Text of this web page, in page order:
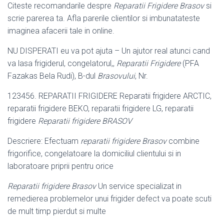
Citeste recomandarile despre Reparatii Frigidere Brasovsi
scrie parerea ta. Afla parerile clientilor si imbunatateste
imaginea afacerii tale in online.
NU DISPERATI eu va pot ajuta – Un ajutor real atunci cand
va lasa frigiderul, congelatorul,, Reparatii Frigidere(PFA
Fazakas Bela Rudi), B-dul Brasovului, Nr.
123456. REPARATII FRIGIDERE Reparatii frigidere ARCTIC,
reparatii frigidere BEKO, reparatii frigidere LG, reparatii
frigidere Reparatii frigidere BRASOV
Descriere: Efectuam reparatii frigidere Brasovcombine
frigorifice, congelatoare la domiciliul clientului si in
laboratoare priprii pentru orice
Reparatii frigidere BrasovUn service specializat in
remedierea problemelor unui frigider defect va poate scuti
de mult timp pierdut si multe